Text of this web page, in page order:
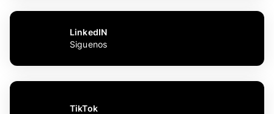
LinkedIN
Siguenos
TikTok